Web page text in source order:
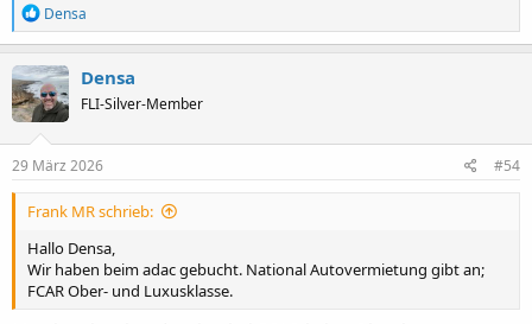
R
e
a
k
t
i
o
n
e
Densa
Densa
FLI-Silver-Member
29 März 2026 #54
Frank MR schrieb:
Hallo Densa,
Wir haben beim adac gebucht. National Autovermietung gibt an;
FCAR Ober- und Luxusklasse.